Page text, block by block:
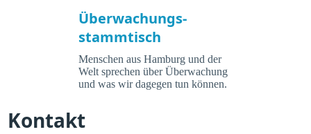
Überwachungs-
stammtisch
Menschen aus Hamburg und der
Welt sprechen über Überwachung
und was wir dagegen tun können.
Kontakt